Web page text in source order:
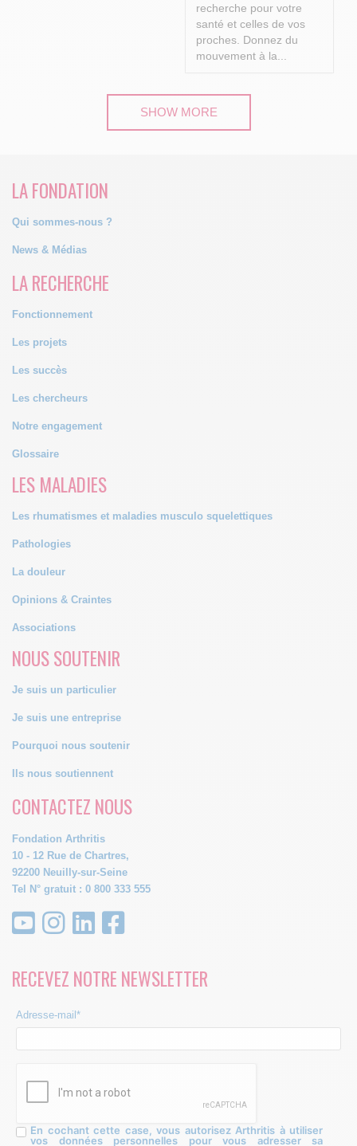
recherche pour votre
santé et celles de vos
proches. Donnez du
mouvement à la...
SHOW MORE
LA FONDATION
Qui sommes-nous ?
News & Médias
LA RECHERCHE
Fonctionnement
Les projets
Les succès
Les chercheurs
Notre engagement
Glossaire
LES MALADIES
Les rhumatismes et maladies musculo squelettiques
Pathologies
La douleur
Opinions & Craintes
Associations
NOUS SOUTENIR
Je suis un particulier
Je suis une entreprise
Pourquoi nous soutenir
Ils nous soutiennent
CONTACTEZ NOUS
Fondation Arthritis
10 - 12 Rue de Chartres,
92200 Neuilly-sur-Seine
Tel N° gratuit : 0 800 333 555
RECEVEZ NOTRE NEWSLETTER
Adresse-mail*
En cochant cette case, vous autorisez Arthritis à utiliser
vos données personnelles pour vous adresser sa